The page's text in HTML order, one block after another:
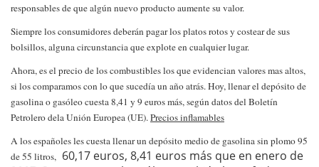
responsables de que algún nuevo producto aumente su valor.
Siempre los consumidores deberán pagar los platos rotos y costear de sus
bolsillos, alguna circunstancia que explote en cualquier lugar.
Ahora, es el precio de los combustibles los que evidencian valores mas altos,
si los comparamos con lo que sucedía un año atrás. Hoy, llenar el depósito de
gasolina o gasóleo cuesta 8,41 y 9 euros más, según datos del Boletín
Petrolero dela Unión Europea (UE).Precios inflamables
A los españoles les cuesta llenar un depósito medio de gasolina sin plomo 95
de55 litros, 60,17 euros, 8,41 euros más que en enero de